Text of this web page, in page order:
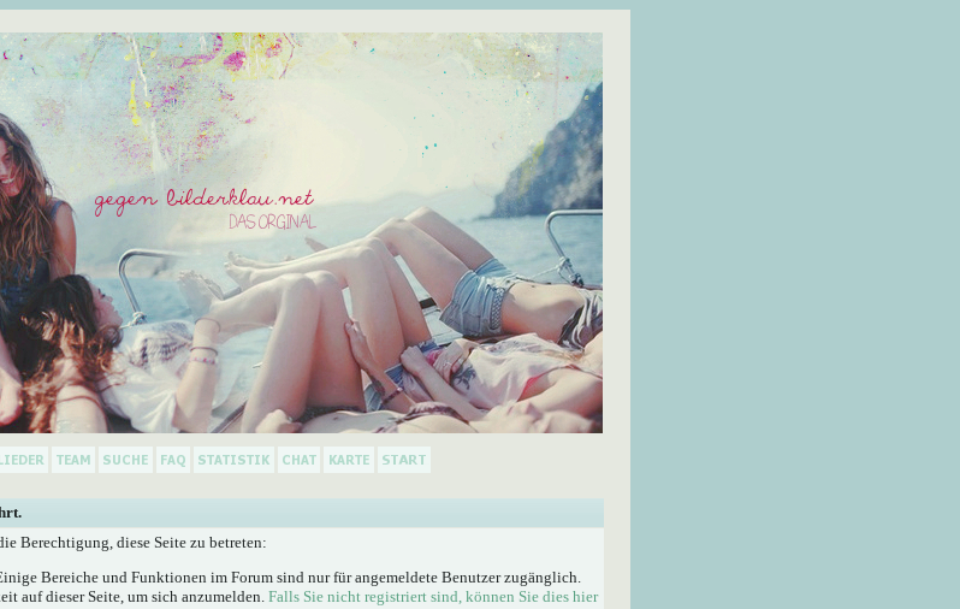
Berechtigung, diese Seite zu betreten:
Bereiche und Funktionen im Forum sind nur für angemeldete Benutzer zugänglich.
auf dieser Seite, um sich anzumelden. Falls Sie nicht registriert sind, können Sie dies hier